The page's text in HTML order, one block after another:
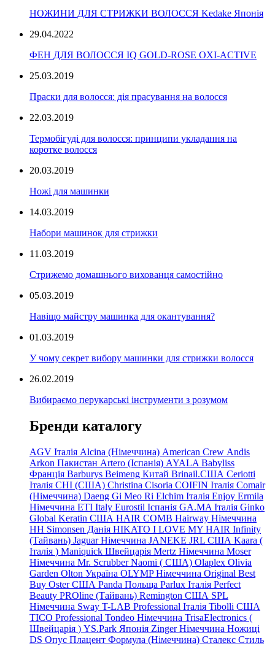
НОЖИНИ ДЛЯ СТРИЖКИ ВОЛОССЯ Kedake Японія
29.04.2022
ФЕН ДЛЯ ВОЛОССЯ IQ GOLD-ROSE OXI-ACTIVE
25.03.2019
Праски для волосся: дія прасування на волосся
22.03.2019
Термобігуді для волосся: принципи укладання на
коротке волосся
20.03.2019
Ножі для машинки
14.03.2019
Набори машинок для стрижки
11.03.2019
Стрижемо домашнього вихованця самостійно
05.03.2019
Навіщо майстру машинка для окантування?
01.03.2019
У чому секрет вибору машинки для стрижки волосся
26.02.2019
Вибираємо перукарські інструменти з розумом
Бренди каталогу
AGV Італія Alcina (Німеччина) American Crew Andis
Arkon Пакистан Artero (Іспанія) AYALA Babyliss
Франція Barburys Beimeng Китай Brinail.США Ceriotti
Італія CHI (США) Christina Cisoria COIFIN Італія Comair
(Німеччина) Daeng Gi Meo Ri Elchim Італія Enjoy Ermila
Німеччина ETI Italy Eurostil Іспанія GA.MA Італія Ginko
Global Keratin США HAIR COMB Hairway Німеччина
HH Simonsen Данія HIKATO I LOVE MY HAIR Infinity
(Тайвань) Jaguar Німеччина JANEKE JRL США Kaara (
Італія ) Maniquick Швейцарія Mertz Німеччина Moser
Німеччина Mr. Scrubber Naomi ( США) Olaplex Olivia
Garden Olton Україна OLYMP Німеччина Original Best
Buy Oster США Panda Польща Parlux Італія Perfect
Beauty PROline (Тайвань) Remington США SPL
Німеччина Sway T-LAB Professional Італія Tibolli США
TICO Professional Tondeo Німеччина TrisaElectronics (
Швейцарія ) YS.Park Японія Zinger Німеччина Ножиці
DS Опус Плацент Формула (Німеччина) Сталекс Стиль